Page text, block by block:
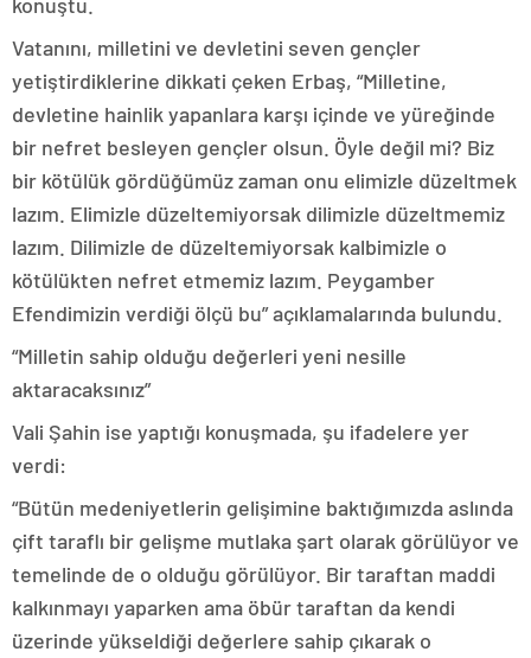
Vatanını, milletini ve devletini seven gençler
yetiştirdiklerine dikkati çeken Erbaş, “Milletine,
devletine hainlik yapanlara karşı içinde ve yüreğinde
bir nefret besleyen gençler olsun. Öyle değil mi? Biz
bir kötülük gördüğümüz zaman onu elimizle düzeltmek
lazım. Elimizle düzeltemiyorsak dilimizle düzeltmemiz
lazım. Dilimizle de düzeltemiyorsak kalbimizle o
kötülükten nefret etmemiz lazım. Peygamber
Efendimizin verdiği ölçü bu” açıklamalarında bulundu.
“Milletin sahip olduğu değerleri yeni nesille
aktaracaksınız”
Vali Şahin ise yaptığı konuşmada, şu ifadelere yer
verdi:
“Bütün medeniyetlerin gelişimine baktığımızda aslında
çift taraflı bir gelişme mutlaka şart olarak görülüyor ve
temelinde de o olduğu görülüyor. Bir taraftan maddi
kalkınmayı yaparken ama öbür taraftan da kendi
üzerinde yükseldiği değerlere sahip çıkarak o